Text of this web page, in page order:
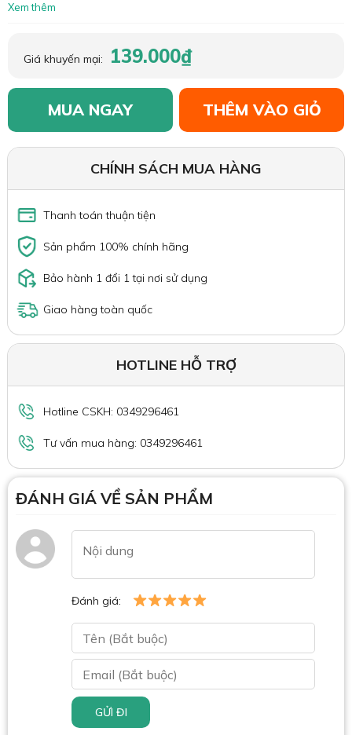
Xem thêm
Giá khuyến mại: 139.000₫
MUA NGAY THÊM VÀO GIỎ
CHÍNH SÁCH MUA HÀNG
Thanh toán thuận tiện
Sản phẩm 100% chính hãng
Bảo hành 1 đổi 1 tại nơi sử dụng
Giao hàng toàn quốc
HOTLINE HỖ TRỢ
Hotline CSKH: 0349296461
Tư vấn mua hàng: 0349296461
ĐÁNH GIÁ VỀ SẢN PHẨM
Đánh giá:
GỬI ĐI